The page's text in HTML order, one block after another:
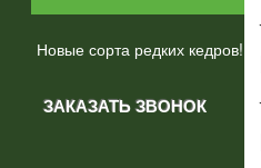
Новые сорта редких кедров!